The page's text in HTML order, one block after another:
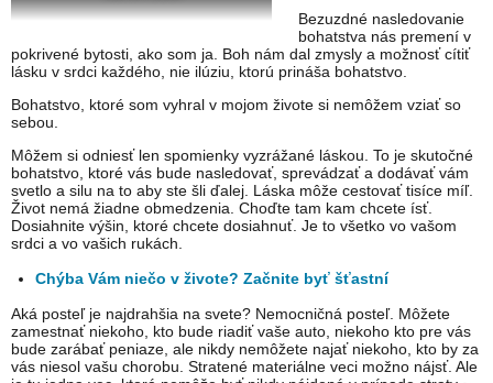
Bezuzdné nasledovanie
bohatstva nás premení v
pokrivené bytosti, ako som ja. Boh nám dal zmysly a možnosť cítiť
lásku v srdci každého, nie ilúziu, ktorú prináša bohatstvo.
Bohatstvo, ktoré som vyhral v mojom živote si nemôžem vziať so
sebou.
Môžem si odniesť len spomienky vyzrážané láskou. To je skutočné
bohatstvo, ktoré vás bude nasledovať, sprevádzať a dodávať vám
svetlo a silu na to aby ste šli ďalej. Láska môže cestovať tisíce míľ.
Život nemá žiadne obmedzenia. Choďte tam kam chcete ísť.
Dosiahnite výšin, ktoré chcete dosiahnuť. Je to všetko vo vašom
srdci a vo vašich rukách.
Chýba Vám niečo v živote? Začnite byť šťastní
Aká posteľ je najdrahšia na svete? Nemocničná posteľ. Môžete
zamestnať niekoho, kto bude riadiť vaše auto, niekoho kto pre vás
bude zarábať peniaze, ale nikdy nemôžete najať niekoho, kto by za
vás niesol vašu chorobu. Stratené materiálne veci možno nájsť. Ale